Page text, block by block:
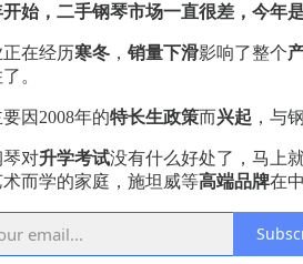
开始，二手钢琴市场一直很差，今年
在经历寒冬 ， 销量下滑影响了整个
。
因2008年的特长生政策而兴起 ，与
对升学考试没有什么好处了，马上
而学的家庭，施坦威等高端品牌在